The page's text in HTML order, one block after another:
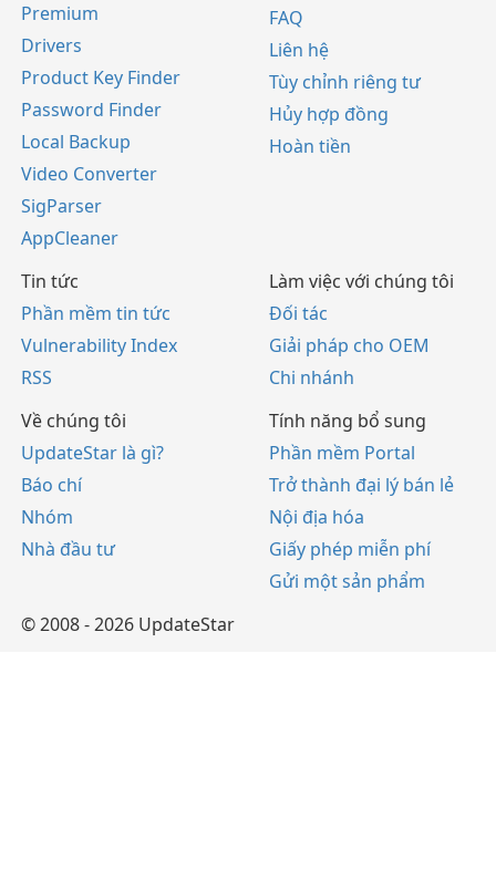
Premium
Drivers
Product Key Finder
Password Finder
Local Backup
Video Converter
SigParser
AppCleaner
FAQ
Liên hệ
Tùy chỉnh riêng tư
Hủy hợp đồng
Hoàn tiền
Tin tức
Phần mềm tin tức
Vulnerability Index
RSS
Làm việc với chúng tôi
Đối tác
Giải pháp cho OEM
Chi nhánh
Về chúng tôi
UpdateStar là gì?
Báo chí
Nhóm
Nhà đầu tư
Tính năng bổ sung
Phần mềm Portal
Trở thành đại lý bán lẻ
Nội địa hóa
Giấy phép miễn phí
Gửi một sản phẩm
© 2008 - 2026 UpdateStar